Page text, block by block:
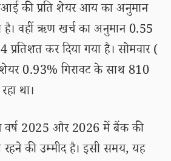
की प्रति शेयर आय का अनुमान
है। वहीं ऋण खर्च का अनुमान 0.55
प्रतिशत कर दिया गया है। सोमवार (
0.93% गिरावट के साथ 810
था।
वर्ष 2025 और 2026 में बैंक की
रहने की उम्मीद है। इसी समय, यह